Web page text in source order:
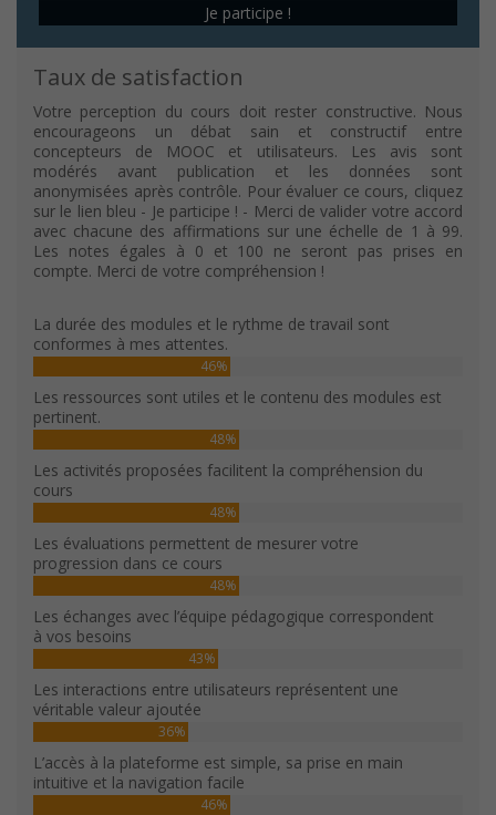
Je participe !
Taux de satisfaction
Votre perception du cours doit rester constructive. Nous
encourageons un débat sain et constructif entre
concepteurs de MOOC et utilisateurs. Les avis sont
modérés avant publication et les données sont
anonymisées après contrôle. Pour évaluer ce cours, cliquez
sur le lien bleu - Je participe ! - Merci de valider votre accord
avec chacune des affirmations sur une échelle de 1 à 99.
Les notes égales à 0 et 100 ne seront pas prises en
compte. Merci de votre compréhension !
La durée des modules et le rythme de travail sont
conformes à mes attentes.
46%
Les ressources sont utiles et le contenu des modules est
pertinent.
48%
Les activités proposées facilitent la compréhension du
cours
48%
Les évaluations permettent de mesurer votre
progression dans ce cours
48%
Les échanges avec l’équipe pédagogique correspondent
à vos besoins
43%
Les interactions entre utilisateurs représentent une
véritable valeur ajoutée
36%
L’accès à la plateforme est simple, sa prise en main
intuitive et la navigation facile
46%